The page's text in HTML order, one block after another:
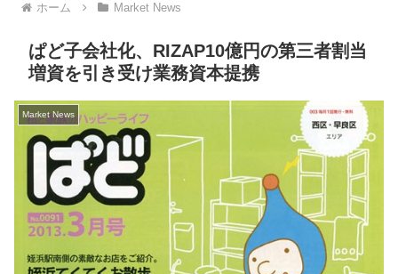
ホーム Market News
ぱど子会社化、RIZAP10億円の第三者割当
増資を引き受け業務資本提携
Market News